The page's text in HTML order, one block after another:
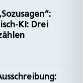
KI: Drei